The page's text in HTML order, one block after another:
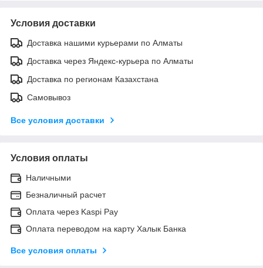
Условия доставки
Доставка нашими курьерами по Алматы
Доставка через Яндекс-курьера по Алматы
Доставка по регионам Казахстана
Самовывоз
Все условия доставки
Условия оплаты
Наличными
Безналичный расчет
Оплата через Kaspi Pay
Оплата переводом на карту Халык Банка
Все условия оплаты